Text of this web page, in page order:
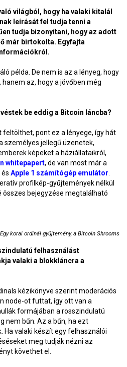
világból, hogy ha valaki kitalál
leírását fel tudja tenni a
tudja bizonyítani, hogy az adott
már birtokolta. Egyfajta
példa. De nem is az a lényeg, hogy
az, hogy a jövőben még
be eddig a Bitcoin láncba?
feltölthet, pont ez a lényege, így hát
személyes jellegű üzenetek,
képeket a háziállataikról,
whitepapert, de van most már a
és Apple 1 számítógép emulátor
profilkép-gyűjtemények nélkül
összes bejegyzése megtalálható
Egy korai ordinál gyűjtemény, a Bitcoin Shrooms
felhasználást
valaki a blokkláncra a
kézikönyve szerint moderációs
node-ot futtat, így ott van a
formájában a rosszindulatú
nem bűn. Az a bűn, ha ezt
Ha valaki készít egy felhasználói
meg tudják nézni az
követhet el.